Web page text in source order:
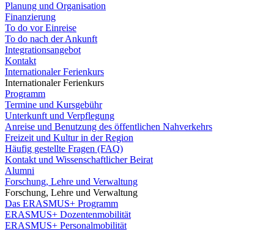
Planung und Organisation
Finanzierung
To do vor Einreise
To do nach der Ankunft
Integrationsangebot
Kontakt
Internationaler Ferienkurs
Internationaler Ferienkurs
Programm
Termine und Kursgebühr
Unterkunft und Verpflegung
Anreise und Benutzung des öffentlichen Nahverkehrs
Freizeit und Kultur in der Region
Häufig gestellte Fragen (FAQ)
Kontakt und Wissenschaftlicher Beirat
Alumni
Forschung, Lehre und Verwaltung
Forschung, Lehre und Verwaltung
Das ERASMUS+ Programm
ERASMUS+ Dozentenmobilität
ERASMUS+ Personalmobilität